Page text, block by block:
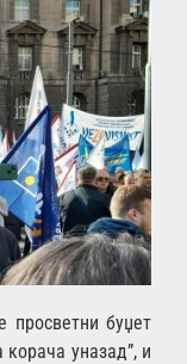
просветни буџет
уназад”, и